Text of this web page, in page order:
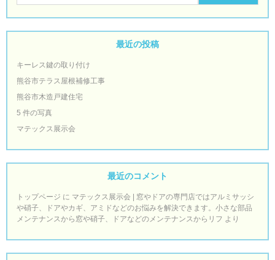
最近の投稿
キーレス鍵の取り付け
熊谷市テラス屋根補修工事
熊谷市木造戸建住宅
5 件の写真
マテックス展示会
最近のコメント
トップページ に マテックス展示会 | 窓やドアの専門店ではアルミサッシ
や硝子、ドアやカギ、アミドなどのお悩みを解決できます。小さな部品
メンテナンスから窓や硝子、ドアなどのメンテナンスからリフ より